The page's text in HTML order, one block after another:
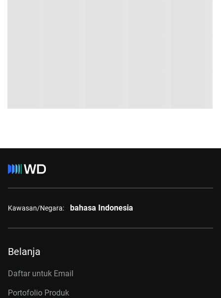
Kawasan/Negara: bahasa Indonesia
Belanja
Daftar untuk Email
Portofolio Produk